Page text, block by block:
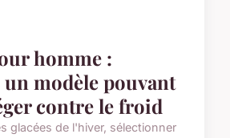
homme :
un modèle pouvant
contre le froid
glacées de l'hiver, sélectionner